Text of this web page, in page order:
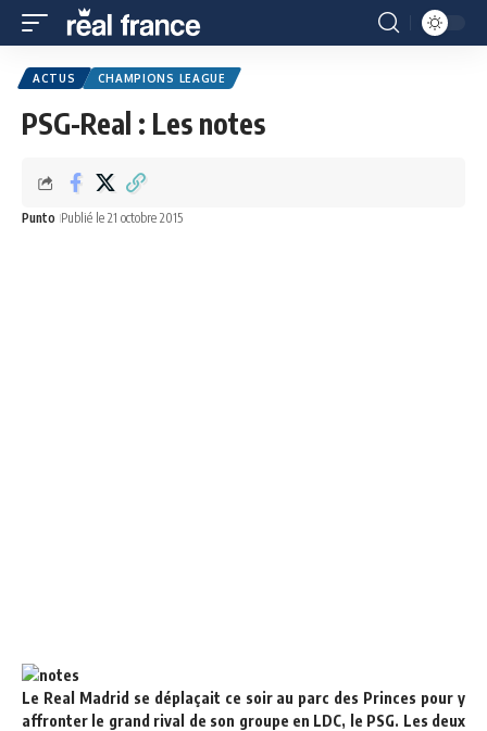
ACTUS CHAMPIONS LEAGUE
PSG-Real : Les notes
Punto Publié le 21 octobre 2015
Le Real Madrid se déplaçait ce soir au parc des Princes pour y
affronter le grand rival de son groupe en LDC, le PSG. Les deux